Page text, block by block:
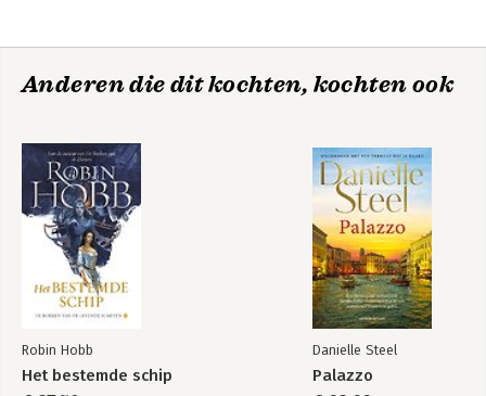
Anderen die dit kochten, kochten ook
Robin Hobb
Het bestemde schip
Danielle Steel
Palazzo